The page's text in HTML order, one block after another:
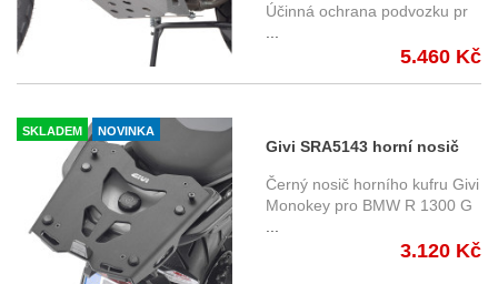
MSS.06.371.100
Účinná ochrana podvozku pr
5.460 Kč
SKLADEM NOVINKA
Givi SRA5143 horní nosič
BMW R 1300 GS /ADV (24-)
Montáž na originální
hliníkový nosič
Černý nosič horního kufru Givi
Monokey pro BMW R 1300 G
3.120 Kč